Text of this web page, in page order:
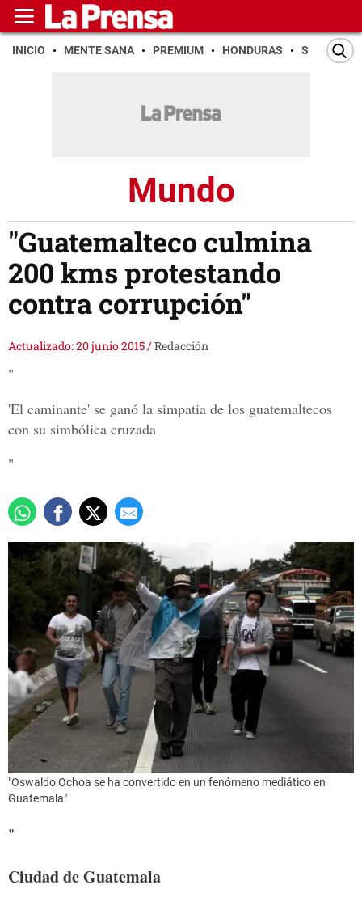
INICIO MENTE SANA PREMIUM HONDURAS SAN PEDRO
Mundo
"Guatemalteco culmina
200 kms protestando
contra corrupción"
Actualizado: 20 junio 2015/Redacción
"
'El caminante' se ganó la simpatia de los guatemaltecos
con su simbólica cruzada
"
"Oswaldo Ochoa se ha convertido en un fenómeno mediático en
Guatemala"
"
Ciudad de Guatemala